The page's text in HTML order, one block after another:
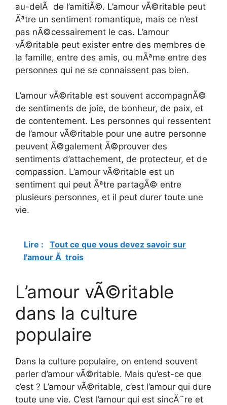
au-delÃ de l’amitiÃ©. L’amour vÃ©ritable peut
Ãªtre un sentiment romantique, mais ce n’est
pas nÃ©cessairement le cas. L’amour
vÃ©ritable peut exister entre des membres de
la famille, entre des amis, ou mÃªme entre des
personnes qui ne se connaissent pas bien.
L’amour vÃ©ritable est souvent accompagnÃ©
de sentiments de joie, de bonheur, de paix, et
de contentement. Les personnes qui ressentent
de l’amour vÃ©ritable pour une autre personne
peuvent Ã©galement Ã©prouver des
sentiments d’attachement, de protecteur, et de
compassion. L’amour vÃ©ritable est un
sentiment qui peut Ãªtre partagÃ© entre
plusieurs personnes, et il peut durer toute une
vie.
Lire :
Tout ce que vous devez savoir sur
l'amour Ã trois
L’amour vÃ©ritable
dans la culture
populaire
Dans la culture populaire, on entend souvent
parler d’amour vÃ©ritable. Mais qu’est-ce que
c’est ? L’amour vÃ©ritable, c’est l’amour qui dure
toute une vie. C’est l’amour qui est sincÃ¨re et